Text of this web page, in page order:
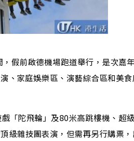
假前啟德機場跑道舉行，是次嘉
、家庭娛樂區、演藝綜合區和美
「陀飛輪」及80米高跳樓機、超
級雜技團表演，但需再另行購票